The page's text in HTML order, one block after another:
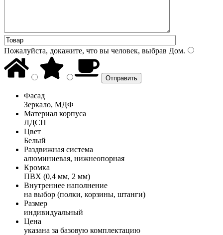
Пожалуйста, докажите, что вы человек, выбрав Дом.
Фасад
Зеркало, МДФ
Материал корпуса
ЛДСП
Цвет
Белый
Раздвижная система
алюминиевая, нижнеопорная
Кромка
ПВХ (0,4 мм, 2 мм)
Внутреннее наполнение
на выбор (полки, корзины, штанги)
Размер
индивидуальный
Цена
указана за базовую комплектацию